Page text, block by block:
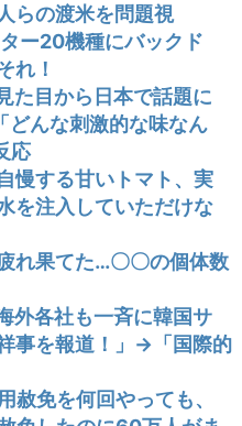
らの渡米を問題視
ー20機種にバックド
れ！
た目から日本で話題に
んな刺激的な味なん
応
慢する甘いトマト、実
を注入していただけな
れ果てた…〇〇の個体数
外各社も一斉に韓国サ
事を報道！」→「国際的
赦免を何回やっても、